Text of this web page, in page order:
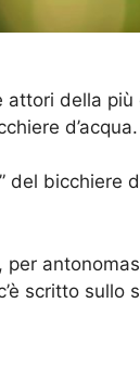
della più
d’acqua.
bicchiere
scritto sullo